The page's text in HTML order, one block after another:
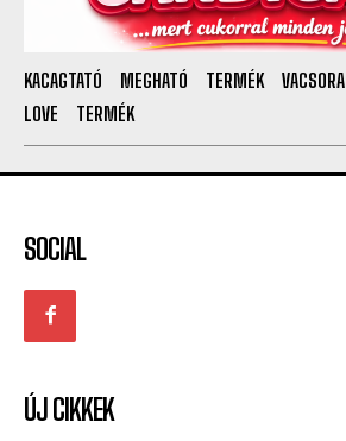
KACAGTATÓ MEGHATÓ TERMÉK VACSORA
LOVE
TERMÉK
SOCIAL
ÚJ CIKKEK